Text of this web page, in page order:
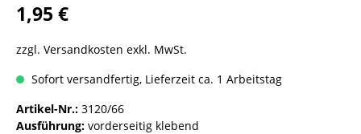
1,95 €
zzgl. Versandkosten exkl. MwSt.
Sofort versandfertig, Lieferzeit ca. 1 Arbeitstag
Artikel-Nr.: 3120/66
Ausführung: vorderseitig klebend